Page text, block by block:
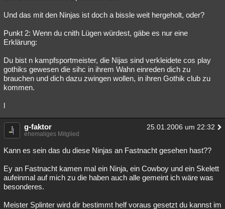
Und das mit den Ninjas ist doch a bissle weit hergeholt, oder?
Punkt 2: Wenn du cnith Lügen würdest, gäbe es nur eine
Erklärung:
Du bist n kampfsportmeister, die Nijas sind verkleidete cos play
gothiks gewesen die sihc in ihrem Wahn einreden dich zu
brauchen und dich dazu zwingen wollen, in ihren Gothik club zu
kommen.
l
g-faktor 25.01.2006 um 22:32
ehemaliges Mitglied
Kann es sein das du diese Ninjas an Fastnacht gesehen hast??
Ey an Fastnacht kamen mal ein Ninja, ein Cowboy und ein Skelett
aufeinmal auf mich zu die haben auch alle gemeint ich wäre was
besonderes.
Meister Splinter wird dir bestimmt helf voraus gesetzt du kannst im